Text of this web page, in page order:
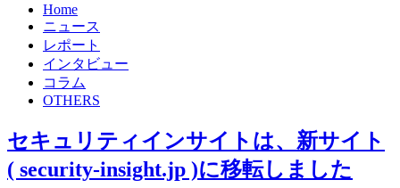
Home
ニュース
レポート
インタビュー
コラム
OTHERS
セキュリティインサイトは、新サイト
( security-insight.jp )に移転しました